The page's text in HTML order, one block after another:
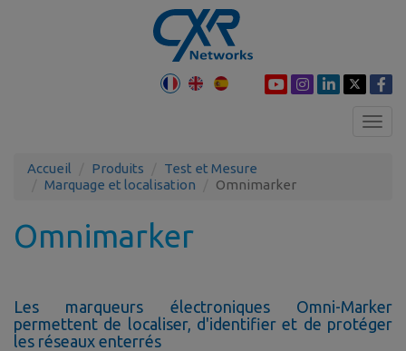
Accueil Produits
Test et Mesure
Marquage et localisation
Omnimarker
Omnimarker
Les marqueurs électroniques Omni-Marker
permettent de localiser, d'identifier et de protéger
les réseaux enterrés